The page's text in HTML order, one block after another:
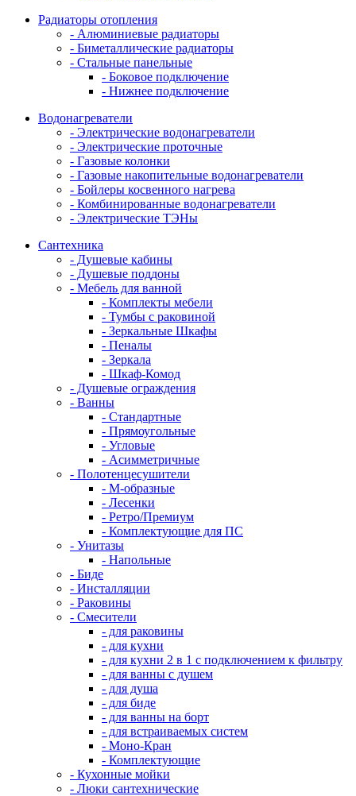
Радиаторы отопления
- Алюминиевые радиаторы
- Биметаллические радиаторы
- Стальные панельные
- Боковое подключение
- Нижнее подключение
Водонагреватели
- Электрические водонагреватели
- Электрические проточные
- Газовые колонки
- Газовые накопительные водонагреватели
- Бойлеры косвенного нагрева
- Комбинированные водонагреватели
- Электрические ТЭНы
Сантехника
- Душевые кабины
- Душевые поддоны
- Мебель для ванной
- Комплекты мебели
- Тумбы с раковиной
- Зеркальные Шкафы
- Пеналы
- Зеркала
- Шкаф-Комод
- Душевые ограждения
- Ванны
- Стандартные
- Прямоугольные
- Угловые
- Асимметричные
- Полотенцесушители
- М-образные
- Лесенки
- Ретро/Премиум
- Комплектующие для ПС
- Унитазы
- Напольные
- Биде
- Инсталляции
- Раковины
- Смесители
- для раковины
- для кухни
- для кухни 2 в 1 с подключением к фильтру
- для ванны с душем
- для душа
- для биде
- для ванны на борт
- для встраиваемых систем
- Моно-Кран
- Комплектующие
- Кухонные мойки
- Люки сантехнические